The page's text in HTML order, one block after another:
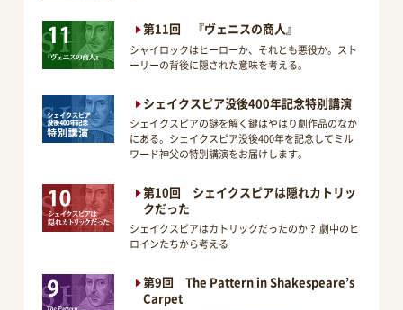
第11回 『ヴェニスの商人』
シャイロックはヒーローか、それとも悪役か。スト
ーリーの背後に隠された意味を考える。
シェイクスピア没後400年記念特別講演
シェイクスピアの謎を解く鍵はやはり劇作品のなか
にある。シェイクスピア没後400年を記念してミル
ワード神父の特別講演をお届けします。
第10回 シェイクスピアは隠れカトリッ
クだった
シェイクスピアはカトリックだったのか？ 劇中のヒ
ロインたちから考える
第9回 The Pattern in Shakespeare’s
Carpet